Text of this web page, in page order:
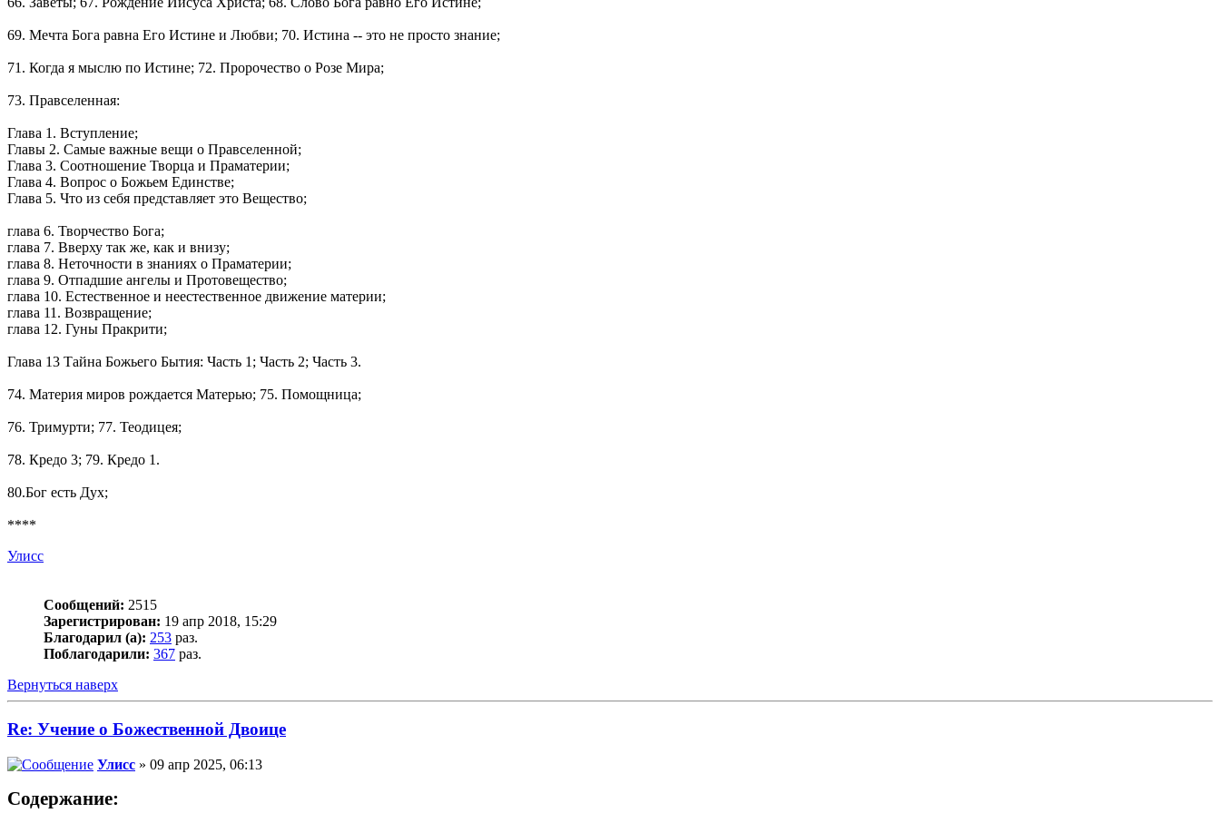
69. Мечта Бога равна Его Истине и Любви; 70. Истина -- это не просто знание;
71. Когда я мыслю по Истине; 72. Пророчество о Розе Мира;
73. Правселенная:
Глава 1. Вступление;
Главы 2. Самые важные вещи о Правселенной;
Глава 3. Соотношение Творца и Праматерии;
Глава 4. Вопрос о Божьем Единстве;
Глава 5. Что из себя представляет это Вещество;
глава 6. Творчество Бога;
глава 7. Вверху так же, как и внизу;
глава 8. Неточности в знаниях о Праматерии;
глава 9. Отпадшие ангелы и Протовещество;
глава 10. Естественное и неестественное движение материи;
глава 11. Возвращение;
глава 12. Гуны Пракрити;
Глава 13 Тайна Божьего Бытия: Часть 1; Часть 2; Часть 3.
74. Материя миров рождается Матерью; 75. Помощница;
76. Тримурти; 77. Теодицея;
78. Кредо 3; 79. Кредо 1.
80.Бог есть Дух;
****
Улисс
Сообщений: 2515
Зарегистрирован: 19 апр 2018, 15:29
Благодарил (а): 253 раз.
Поблагодарили: 367 раз.
Вернуться наверх
Re: Учение о Божественной Двоице
Улисс » 09 апр 2025, 06:13
Содержание: